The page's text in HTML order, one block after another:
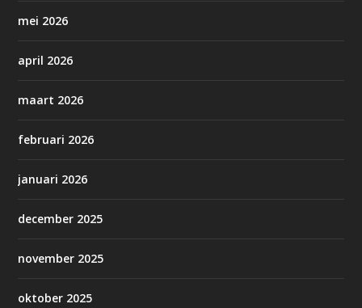
mei 2026
april 2026
maart 2026
februari 2026
januari 2026
december 2025
november 2025
oktober 2025